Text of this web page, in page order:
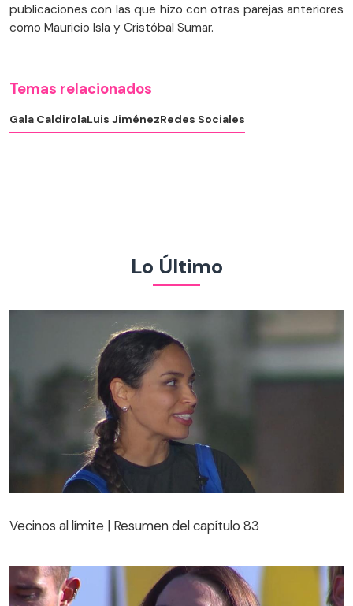
publicaciones con las que hizo con otras parejas anteriores
como Mauricio Isla y Cristóbal Sumar.
Temas relacionados
Gala CaldirolaLuis JiménezRedes Sociales
Lo Último
Vecinos al límite | Resumen del capítulo 83